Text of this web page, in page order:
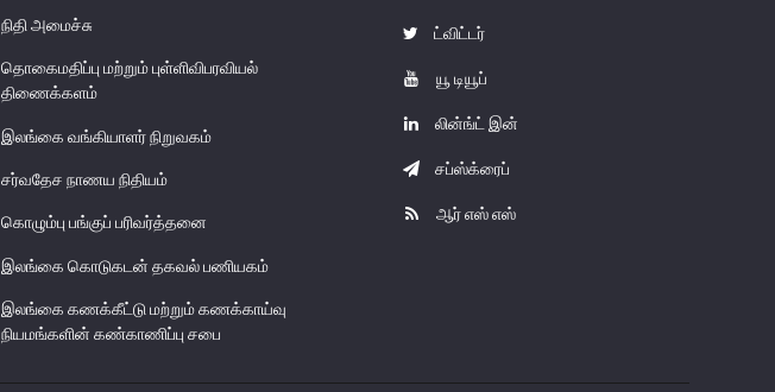
நிதி அமைச்சு
தொகைமதிப்பு மற்றும் புள்ளிவிபரவியல்
திணைக்களம்
இலங்கை வங்கியாளர் நிறுவகம்
சர்வதேச நாணய நிதியம்
கொழும்பு பங்குப் பரிவர்த்தனை
இலங்கை கொடுகடன் தகவல் பணியகம்
இலங்கை கணக்கீட்டு மற்றும் கணக்காய்வு
நியமங்களின் கண்காணிப்பு சபை
ட்விட்டர்
யூ டியூப்
லின்ங்ட் இன்
சப்ஸ்க்ரைப்
ஆர் எஸ் எஸ்